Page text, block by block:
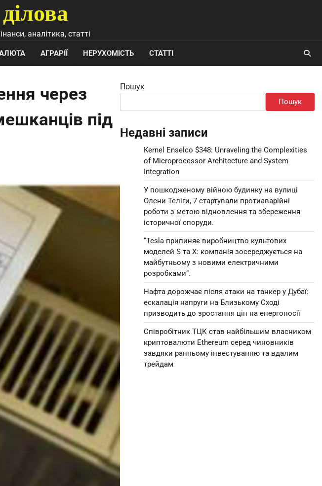
аналітика, статті
АГРАРІЇ НЕРУХОМІСТЬ СТАТТІ
через
під
Пошук
Пошук
Недавні записи
Kernel Enselco $348: Unraveling the Complexities
of Microprocessor Architecture and System
Integration
У пошкодженому війною будинку на вулиці
Олени Теліги, 7 стартували протиаварійні
роботи з метою відновлення та збереження
історичної споруди.
“Tesla припиняє виробництво культових
моделей S та X: компанія зосереджується на
майбутньому з новими електричними
розробками”.
Нафта дорожчає після атаки на танкер у Дубаї:
ескалація напруги на Близькому Сході
призводить до зростання цін на енергоносії
Співробітник ТЦК став найбільшим власником
криптовалюти Ethereum серед чиновників
завдяки ранньому інвестуванню та вдалим
трейдам